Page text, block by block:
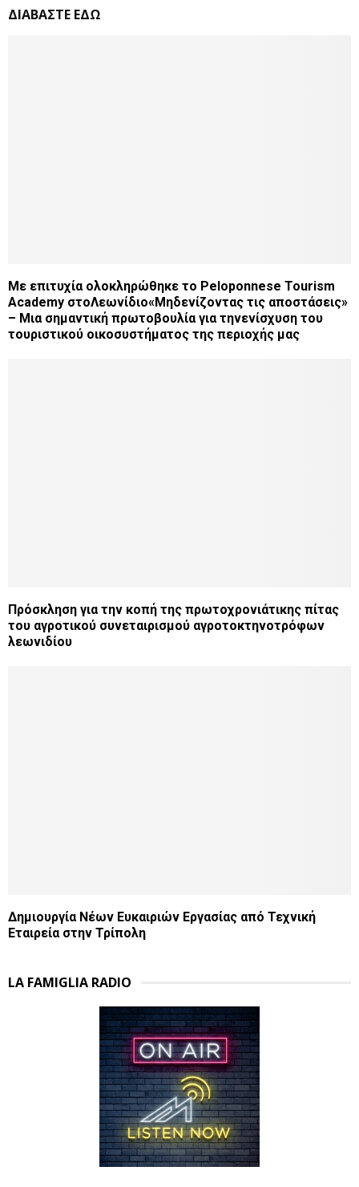
ΔΙΑΒΑΣΤΕ ΕΔΩ
Με επιτυχία ολοκληρώθηκε το Peloponnese Tourism
Academy στοΛεωνίδιο«Μηδενίζοντας τις αποστάσεις»
– Μια σημαντική πρωτοβουλία για τηνενίσχυση του
τουριστικού οικοσυστήματος της περιοχής μας
Πρόσκληση για την κοπή της πρωτοχρονιάτικης πίτας
του αγροτικού συνεταιρισμού αγροτοκτηνοτρόφων
λεωνιδίου
Δημιουργία Νέων Ευκαιριών Εργασίας από Τεχνική
Εταιρεία στην Τρίπολη
LA FAMIGLIA RADIO